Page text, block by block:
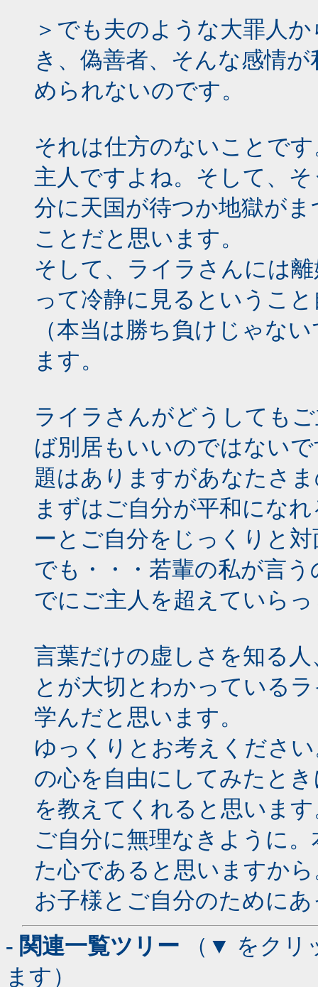
＞でも夫のような大罪人
き、偽善者、そんな感情
められないのです。
それは仕方のないことで
主人ですよね。そして、
分に天国が待つか地獄が
ことだと思います。
そして、ライラさんには
って冷静に見るというこ
（本当は勝ち負けじゃな
ます。
ライラさんがどうしても
ば別居もいいのではない
題はありますがあなたさ
まずはご自分が平和にな
ーとご自分をじっくりと
でも・・・若輩の私が言
でにご主人を超えていら
言葉だけの虚しさを知る
とが大切とわかっている
学んだと思います。
ゆっくりとお考えくださ
の心を自由にしてみたと
を教えてくれると思いま
ご自分に無理なきように
た心であると思いますか
お子様とご自分のために
- 関連一覧ツリー （▼ をクリ
ます）